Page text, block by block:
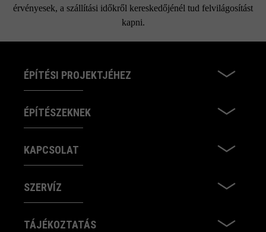
érvényesek, a szállítási időkről kereskedőjénél tud felvilágosítást
kapni.
ÉPÍTÉSI PROJEKTJÉHEZ
ÉPÍTÉSZEKNEK
KAPCSOLAT
SZERVÍZ
TÁJÉKOZTATÁS